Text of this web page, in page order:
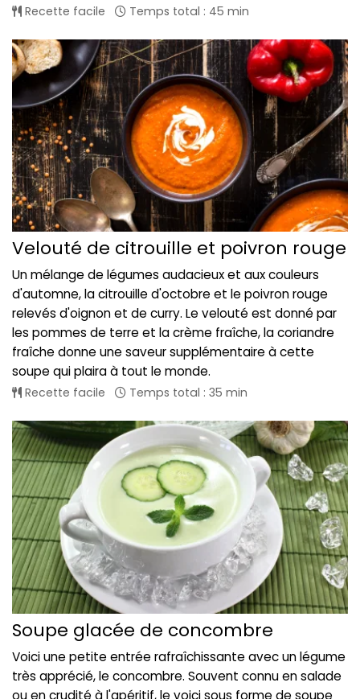
Recette facile Temps total : 45 min
Velouté de citrouille et poivron rouge
Un mélange de légumes audacieux et aux couleurs
d'automne, la citrouille d'octobre et le poivron rouge
relevés d'oignon et de curry. Le velouté est donné par
les pommes de terre et la crème fraîche, la coriandre
fraîche donne une saveur supplémentaire à cette
soupe qui plaira à tout le monde.
Recette facile Temps total : 35 min
Soupe glacée de concombre
Voici une petite entrée rafraîchissante avec un légume
très apprécié, le concombre. Souvent connu en salade
ou en crudité à l'apéritif, le voici sous forme de soupe